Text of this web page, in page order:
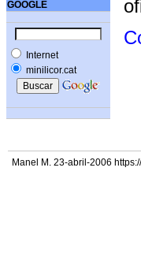
GOOGLE
Internet
minilicor.cat
Manel M. 23-abril-2006